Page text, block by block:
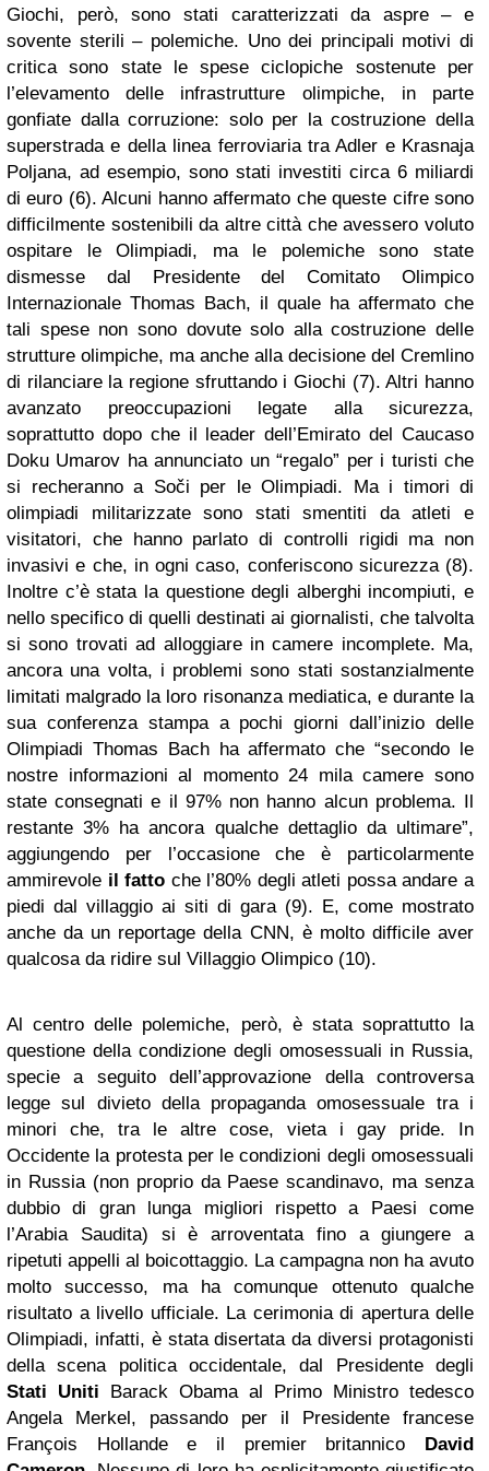
Giochi, però, sono stati caratterizzati da aspre – e
sovente sterili – polemiche. Uno dei principali motivi di
critica sono state le spese ciclopiche sostenute per
l’elevamento delle infrastrutture olimpiche, in parte
gonfiate dalla corruzione: solo per la costruzione della
superstrada e della linea ferroviaria tra Adler e Krasnaja
Poljana, ad esempio, sono stati investiti circa 6 miliardi
di euro (6). Alcuni hanno affermato che queste cifre sono
difficilmente sostenibili da altre città che avessero voluto
ospitare le Olimpiadi, ma le polemiche sono state
dismesse dal Presidente del Comitato Olimpico
Internazionale Thomas Bach, il quale ha affermato che
tali spese non sono dovute solo alla costruzione delle
strutture olimpiche, ma anche alla decisione del Cremlino
di rilanciare la regione sfruttando i Giochi (7). Altri hanno
avanzato preoccupazioni legate alla sicurezza,
soprattutto dopo che il leader dell’Emirato del Caucaso
Doku Umarov ha annunciato un “regalo” per i turisti che
si recheranno a Soči per le Olimpiadi. Ma i timori di
olimpiadi militarizzate sono stati smentiti da atleti e
visitatori, che hanno parlato di controlli rigidi ma non
invasivi e che, in ogni caso, conferiscono sicurezza (8).
Inoltre c’è stata la questione degli alberghi incompiuti, e
nello specifico di quelli destinati ai giornalisti, che talvolta
si sono trovati ad alloggiare in camere incomplete. Ma,
ancora una volta, i problemi sono stati sostanzialmente
limitati malgrado la loro risonanza mediatica, e durante la
sua conferenza stampa a pochi giorni dall’inizio delle
Olimpiadi Thomas Bach ha affermato che “secondo le
nostre informazioni al momento 24 mila camere sono
state consegnati e il 97% non hanno alcun problema. Il
restante 3% ha ancora qualche dettaglio da ultimare”,
aggiungendo per l’occasione che è particolarmente
ammirevole il fatto che l’80% degli atleti possa andare a
piedi dal villaggio ai siti di gara (9). E, come mostrato
anche da un reportage della CNN, è molto difficile aver
qualcosa da ridire sul Villaggio Olimpico (10).
Al centro delle polemiche, però, è stata soprattutto la
questione della condizione degli omosessuali in Russia,
specie a seguito dell’approvazione della controversa
legge sul divieto della propaganda omosessuale tra i
minori che, tra le altre cose, vieta i gay pride. In
Occidente la protesta per le condizioni degli omosessuali
in Russia (non proprio da Paese scandinavo, ma senza
dubbio di gran lunga migliori rispetto a Paesi come
l’Arabia Saudita) si è arroventata fino a giungere a
ripetuti appelli al boicottaggio. La campagna non ha avuto
molto successo, ma ha comunque ottenuto qualche
risultato a livello ufficiale. La cerimonia di apertura delle
Olimpiadi, infatti, è stata disertata da diversi protagonisti
della scena politica occidentale, dal Presidente degli
Stati Uniti Barack Obama al Primo Ministro tedesco
Angela Merkel, passando per il Presidente francese
François Hollande e il premier britannico David